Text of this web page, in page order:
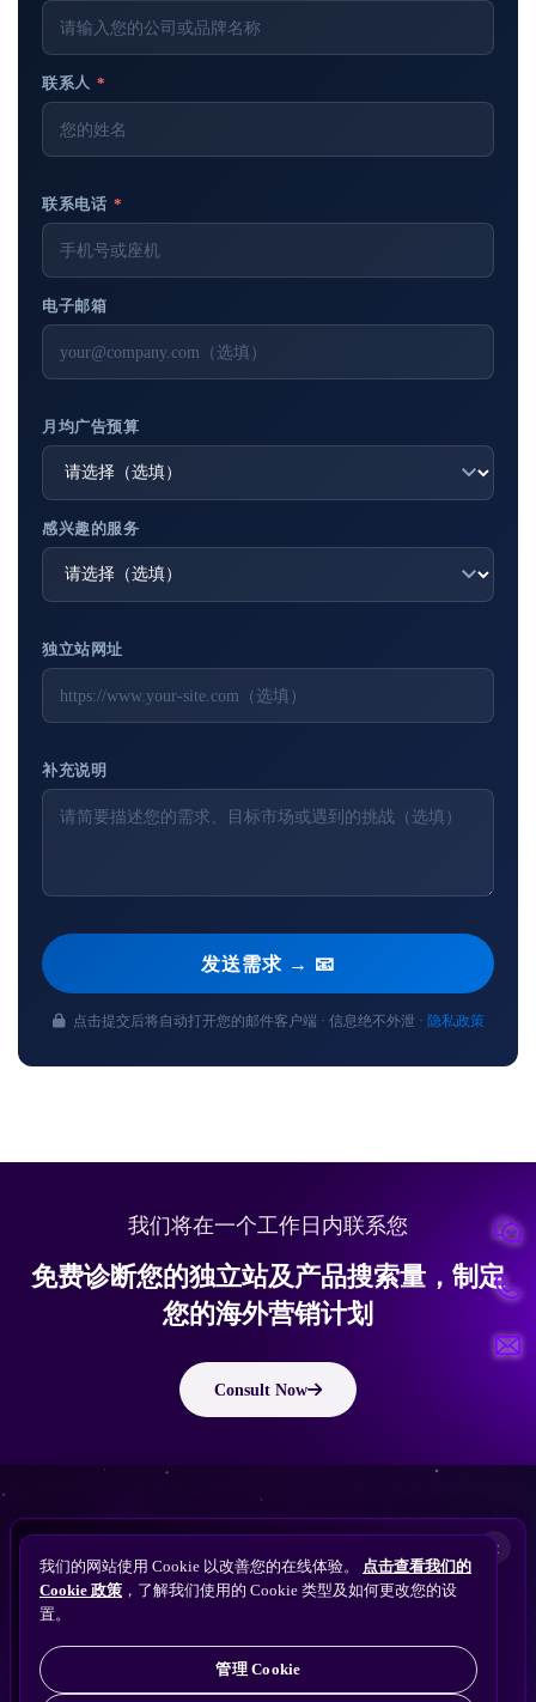
联系人 *
联系电话 *
电子邮箱
月均广告预算
感兴趣的服务
独立站网址
补充说明
发送需求 → 📧
点击提交后将自动打开您的邮件客户端 · 信息绝不外泄 · 隐私政策
我们将在一个工作日内联系您
免费诊断您的独立站及产品搜索量，制定
您的海外营销计划
Consult Now
版权所有 © 2010 ~ 2026 隽永东方/EastDigi--专注企业海外业务增长
备案号：苏ICP备14005285号-11
我们的网站使用 Cookie 以改善您的在线体验。 点击查看我们的
Cookie 政策 ，了解我们使用的 Cookie 类型及如何更改您的设
置。
管理 Cookie
×
ChatGPT
Gemini
Claude
搜索找到您的独立站？
免费获取隽永东方 SEO / AEO / GEO 独立站可见